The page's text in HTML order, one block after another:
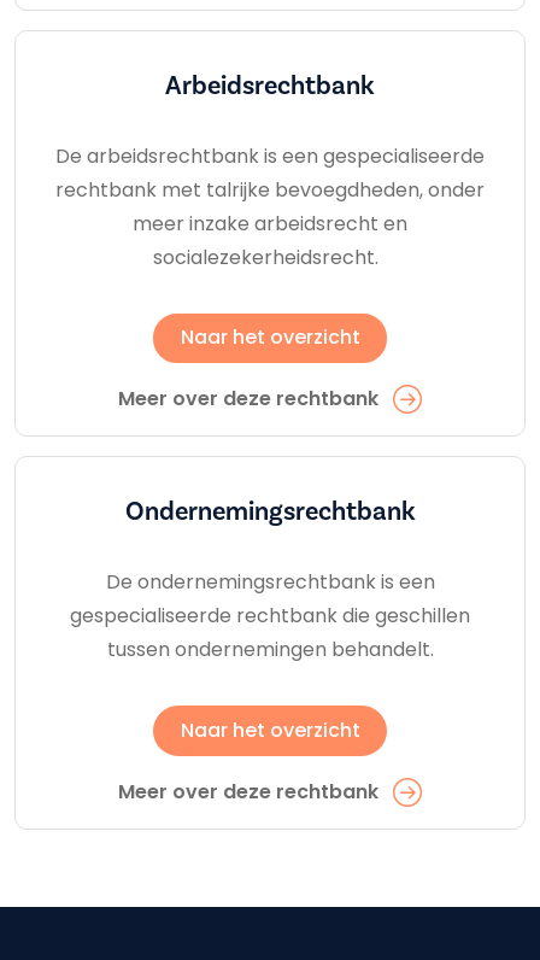
Arbeids­rechtbank
De arbeidsrechtbank is een gespecialiseerde
rechtbank met talrijke bevoegdheden, onder
meer inzake arbeidsrecht en
socialezekerheidsrecht.
Naar het overzicht
Meer over deze rechtbank
Ondernemings­rechtbank
De ondernemingsrechtbank is een
gespecialiseerde rechtbank die geschillen
tussen ondernemingen behandelt.
Naar het overzicht
Meer over deze rechtbank